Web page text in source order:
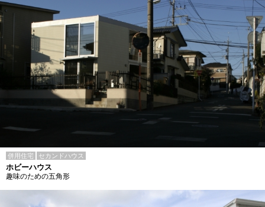
併用住宅 セカンドハウス
ホビーハウス
趣味のための五角形